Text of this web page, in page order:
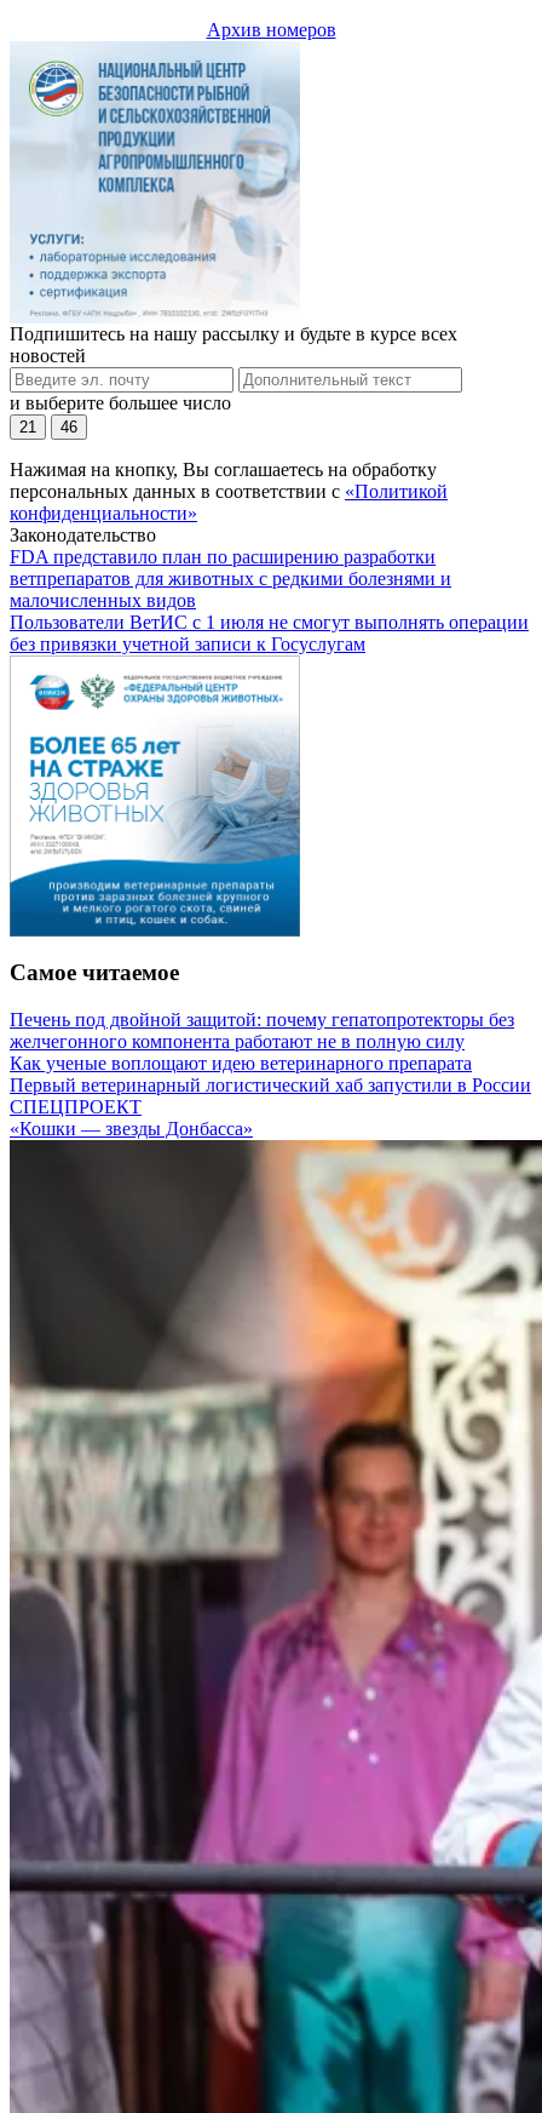
Архив номеров
Подпишитесь на нашу рассылку и будьте в курсе всех
новостей
и выберите большее число
21 46
Нажимая на кнопку, Вы соглашаетесь на обработку
персональных данных в соответствии с «Политикой
конфиденциальности»
Законодательство
FDA представило план по расширению разработки
ветпрепаратов для животных с редкими болезнями и
малочисленных видов
Пользователи ВетИС с 1 июля не смогут выполнять операции
без привязки учетной записи к Госуслугам
Самое читаемое
Печень под двойной защитой: почему гепатопротекторы без
желчегонного компонента работают не в полную силу
Как ученые воплощают идею ветеринарного препарата
Первый ветеринарный логистический хаб запустили в России
СПЕЦПРОЕКТ
«Кошки — звезды Донбасса»